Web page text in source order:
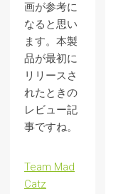
画が参考に
なると思い
ます。本製
品が最初に
リリースさ
れたときの
レビュー記
事ですね。
Team Mad
Catz